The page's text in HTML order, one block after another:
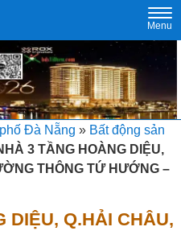
Menu
Đà Nẵng » Bất động sản
3 TẦNG HOÀNG DIỆU,
THÔNG TỨ HƯỚNG –
DIỆU, Q.HẢI CHÂU,